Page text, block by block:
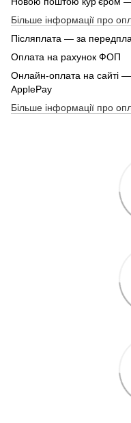
Більше інформації про
Післяплата — за
Оплата на рахунок ФОП
Онлайн-оплата на сайті
ApplePay
Більше інформації про